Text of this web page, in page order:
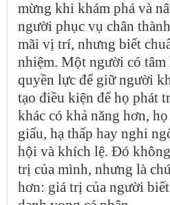
mừng khi khám phá và
người phục vụ chân
mãi vị trí, nhưng biết
nhiệm. Một người có
quyền lực để giữ người
tạo điều kiện để họ phát
khác có khả năng hơn,
giấu, hạ thấp hay nghi
hội và khích lệ. Đó
trị của mình, nhưng là
hơn: giá trị của người